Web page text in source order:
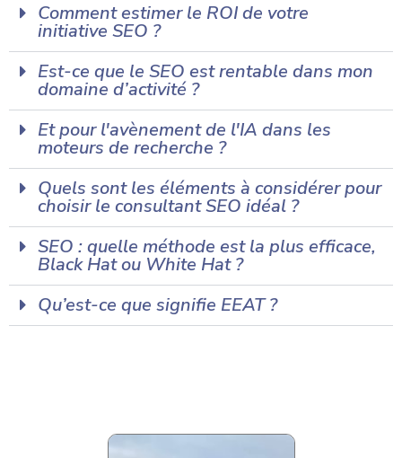
Comment estimer le ROI de votre
initiative SEO ?
Est-ce que le SEO est rentable dans mon
domaine d’activité ?
Et pour l'avènement de l'IA dans les
moteurs de recherche ?
Quels sont les éléments à considérer pour
choisir le consultant SEO idéal ?
SEO : quelle méthode est la plus efficace,
Black Hat ou White Hat ?
Qu’est-ce que signifie EEAT ?